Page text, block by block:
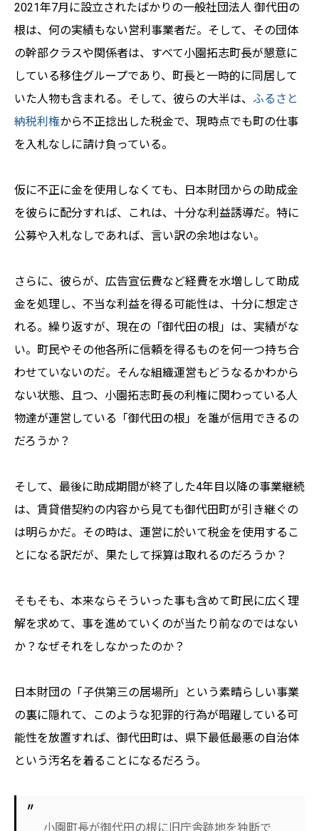
2021年7月に設立されたばかりの一般社団法人 御代田の
根は、何の実績もない営利事業者だ。そして、その団体
の幹部クラスや関係者は、すべて小園拓志町長が懇意に
している移住グループであり、町長と一時的に同居して
いた人物も含まれる。そして、彼らの大半は、 ふるさと
納税利権から不正捻出した税金で、現時点でも町の仕事
を入札なしに請け負っている。
仮に不正に金を使用しなくても、日本財団からの助成金
を彼らに配分すれば、これは、十分な利益誘導だ。特に
公募や入札なしであれば、言い訳の余地はない。
さらに、彼らが、広告宣伝費など経費を水増しして助成
金を処理し、不当な利益を得る可能性は、十分に想定さ
れる。繰り返すが、現在の「御代田の根」は、実績がな
い。町民やその他各所に信頼を得るものを何一つ持ち合
わせていないのだ。そんな組織運営もどうなるかわから
ない状態、且つ、小園拓志町長の利権に関わっている人
物達が運営している「御代田の根」を誰が信用できるの
だろうか？
そして、最後に助成期間が終了した4年目以降の事業継続
は、賃貸借契約の内容から見ても御代田町が引き継ぐの
は明らかだ。その時は、運営に於いて税金を使用するこ
とになる訳だが、果たして採算は取れるのだろうか？
そもそも、本来ならそういった事も含めて町民に広く理
解を求めて、事を進めていくのが当たり前なのではない
か？なぜそれをしなかったのか？
日本財団の「子供第三の居場所」という素晴らしい事業
の裏に隠れて、このような犯罪的行為が暗躍している可
能性を放置すれば、御代田町は、県下最低最悪の自治体
という汚名を着ることになるだろう。
小園町長が御代田の根に旧庁舎跡地を独断で